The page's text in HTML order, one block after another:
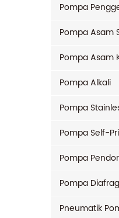
Pompa
Pompa Asam
Pompa Asam
Pompa Alkali
Pompa
Pompa Self-
Pompa
Pompa
Pneumatik